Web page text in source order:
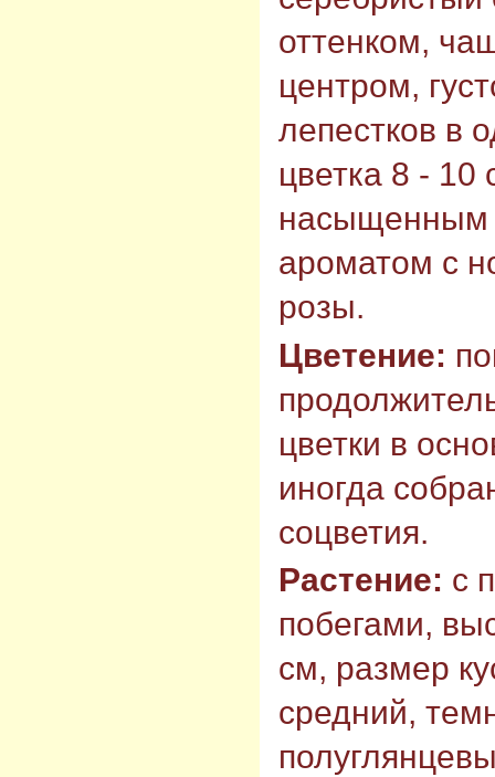
оттенком,
центром,
лепестков в
цветка 8 - 10
насыщенным
ароматом с
розы.
Цветение:
цветки в
иногда
соцветия.
Растение: с
побегами,
см, размер
средний,